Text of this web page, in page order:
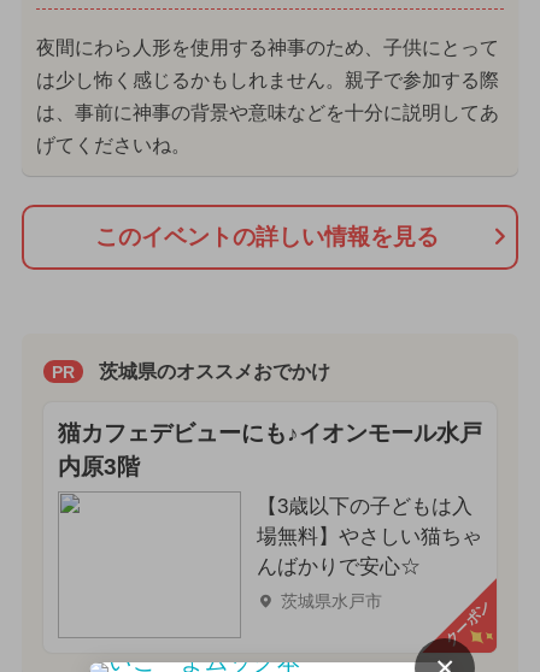
夜間にわら人形を使用する神事のため、子供にとって
は少し怖く感じるかもしれません。親子で参加する際
は、事前に神事の背景や意味などを十分に説明してあ
げてくださいね。
このイベントの詳しい情報を見る
PR 茨城県のオススメおでかけ
猫カフェデビューにも♪イオンモール水戸
内原3階
【3歳以下の子どもは入
場無料】やさしい猫ちゃ
んばかりで安心☆
茨城県水戸市 クーポン